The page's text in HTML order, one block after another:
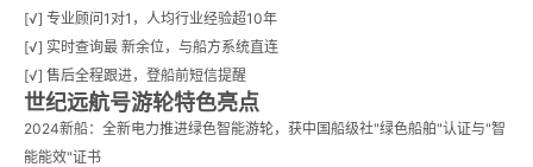
[√] 专业顾问1对1，人均行业经验超10年
[√] 实时查询最 新余位，与船方系统直连
[√] 售后全程跟进，登船前短信提醒
世纪远航号游轮特色亮点
2024新船：全新电力推进绿色智能游轮，获中国船级社"绿色船舶"认证与"智
能能效"证书